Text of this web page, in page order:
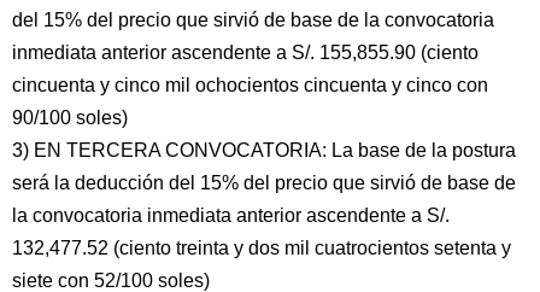
del 15% del precio que sirvió de base de la convocatoria
inmediata anterior ascendente a S/. 155,855.90 (ciento
cincuenta y cinco mil ochocientos cincuenta y cinco con
90/100 soles)
3) EN TERCERA CONVOCATORIA: La base de la postura
será la deducción del 15% del precio que sirvió de base de
la convocatoria inmediata anterior ascendente a S/.
132,477.52 (ciento treinta y dos mil cuatrocientos setenta y
siete con 52/100 soles)